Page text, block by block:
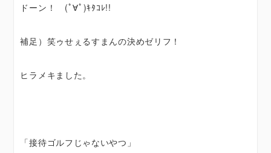
ドーン！ (ﾟ∀ﾟ)ｷﾀｺﾚ!!
補足）笑ゥせぇるすまんの決めゼリフ！
ヒラメキました。
「接待ゴルフじゃないやつ」